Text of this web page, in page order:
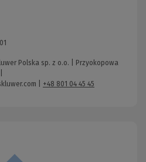
Polska sp. z o.o. | Przyokopowa
+48 801 04 45 45